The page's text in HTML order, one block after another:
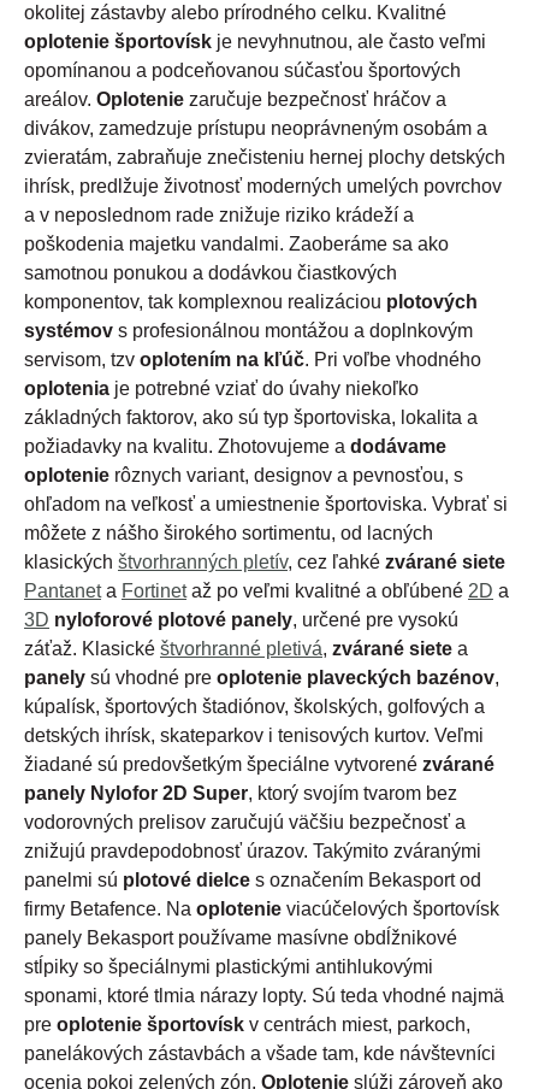
okolitej zástavby alebo prírodného celku. Kvalitné
oplotenie športovísk je nevyhnutnou, ale často veľmi
opomínanou a podceňovanou súčasťou športových
areálov. Oplotenie zaručuje bezpečnosť hráčov a
divákov, zamedzuje prístupu neoprávneným osobám a
zvieratám, zabraňuje znečisteniu hernej plochy detských
ihrísk, predlžuje životnosť moderných umelých povrchov
a v neposlednom rade znižuje riziko krádeží a
poškodenia majetku vandalmi. Zaoberáme sa ako
samotnou ponukou a dodávkou čiastkových
komponentov, tak komplexnou realizáciou plotových
systémov s profesionálnou montážou a doplnkovým
servisom, tzv oplotením na kľúč. Pri voľbe vhodného
oplotenia je potrebné vziať do úvahy niekoľko
základných faktorov, ako sú typ športoviska, lokalita a
požiadavky na kvalitu. Zhotovujeme a dodávame
oplotenie rôznych variant, designov a pevnosťou, s
ohľadom na veľkosť a umiestnenie športoviska. Vybrať si
môžete z nášho širokého sortimentu, od lacných
klasických štvorhranných pletív, cez ľahké zvárané siete
Pantaneta Fortinetaž po veľmi kvalitné a obľúbené 2D a
3D nyloforové plotové panely, určené pre vysokú
záťaž. Klasické štvorhranné pletivá, zvárané siete a
panely sú vhodné pre oplotenie plaveckých bazénov,
kúpalísk, športových štadiónov, školských, golfových a
detských ihrísk, skateparkov i tenisových kurtov. Veľmi
žiadané sú predovšetkým špeciálne vytvorené zvárané
panely Nylofor 2D Super, ktorý svojím tvarom bez
vodorovných prelisov zaručujú väčšiu bezpečnosť a
znižujú pravdepodobnosť úrazov. Takýmito zváranými
panelmi sú plotové dielce s označením Bekasport od
firmy Betafence. Na oplotenie viacúčelových športovísk
panely Bekasport používame masívne obdĺžnikové
stĺpiky so špeciálnymi plastickými antihlukovými
sponami, ktoré tlmia nárazy lopty. Sú teda vhodné najmä
pre oplotenie športovísk v centrách miest, parkoch,
panelákových zástavbách a všade tam, kde návštevníci
ocenia pokoj zelených zón. Oplotenie slúži zároveň ako